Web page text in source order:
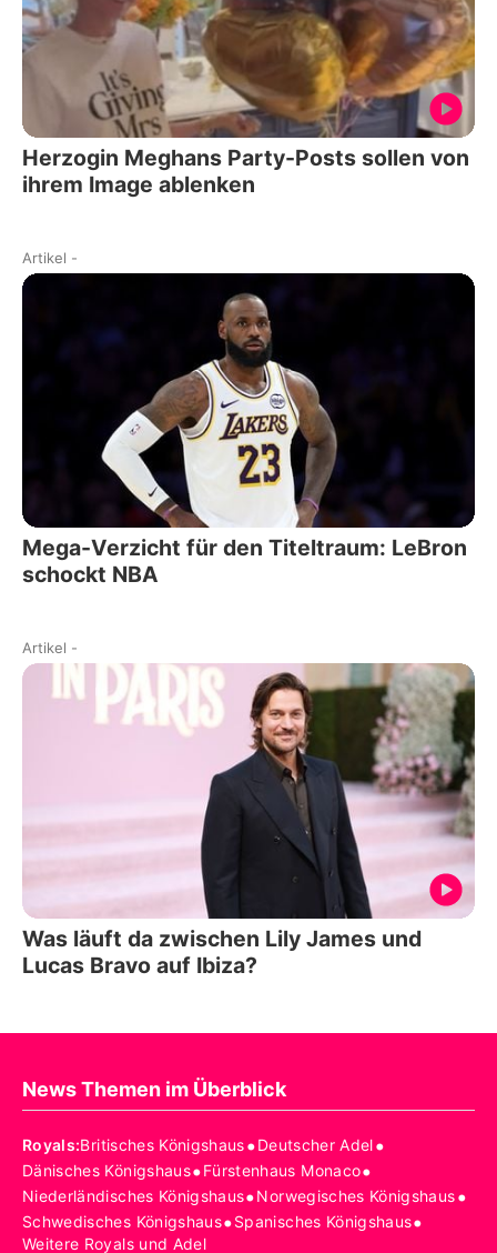
Herzogin Meghans Party-Posts sollen von
ihrem Image ablenken
Artikel -
Mega-Verzicht für den Titeltraum: LeBron
schockt NBA
Artikel -
Was läuft da zwischen Lily James und
Lucas Bravo auf Ibiza?
News Themen im Überblick
Royals:Britisches Königshaus•Deutscher Adel•
Dänisches Königshaus•Fürstenhaus Monaco•
Niederländisches Königshaus•Norwegisches Königshaus•
Schwedisches Königshaus•Spanisches Königshaus•
Weitere Royals und Adel